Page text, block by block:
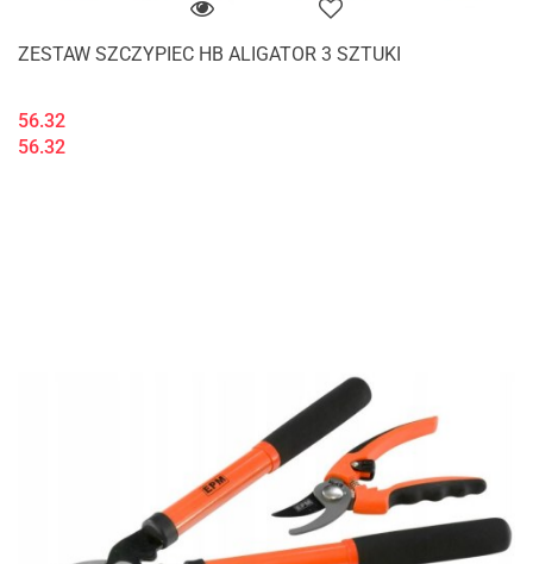
ZESTAW SZCZYPIEC HB ALIGATOR 3 SZTUKI
56.32
56.32